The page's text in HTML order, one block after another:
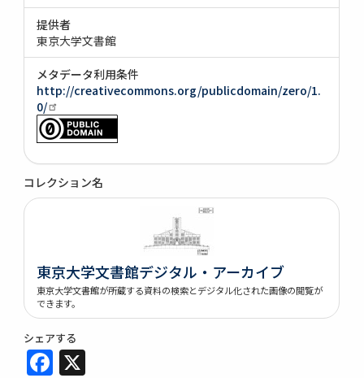
提供者
東京大学文書館
メタデータ利用条件
http://creativecommons.org/publicdomain/zero/1.
0/
コレクション名
東京大学文書館デジタル・アーカイブ
東京大学文書館が所蔵する資料の検索とデジタル化された画像の閲覧が
できます。
シェアする
Facebook